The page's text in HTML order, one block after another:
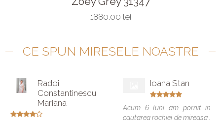
1880.00 lei
CE SPUN MIRESELE NOASTRE
Radoi
Constantinescu
Mariana
Ioana Stan
Acum 6 luni am pornit in
cautarea rochiei de mireasa .